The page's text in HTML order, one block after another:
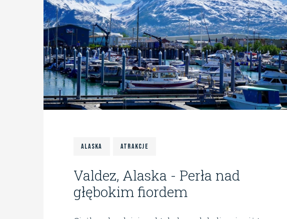
Alaska Atrakcje
Valdez, Alaska - Perła nad
głębokim fiordem